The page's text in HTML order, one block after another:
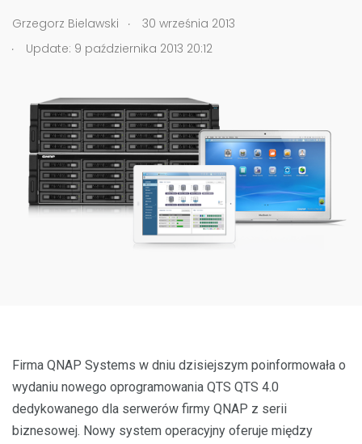
Grzegorz Bielawski .
30 września 2013
.
Update: 9 października 2013 20:12
Firma QNAP Systems w dniu dzisiejszym poinformowała o
wydaniu nowego oprogramowania QTS QTS 4.0
dedykowanego dla serwerów firmy QNAP z serii
biznesowej. Nowy system operacyjny oferuje między